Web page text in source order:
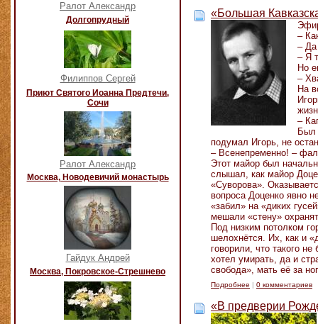
Ралот Александр
Долгопрудный
Филиппов Сергей
Приют Святого Иоанна Предтечи,
Сочи
Ралот Александр
Москва, Новодевичий монастырь
Гайдук Андрей
Москва, Покровское-Стрешнево
«Большая
–
– Да
– Я
Но
–
На
–
Был
подумал Игорь, не
– Всенепременно! –
Этот майор был
слышал, как майор
«Суворова».
вопроса Доценко явно
«забил» на «диких
мешали «стену»
Под низким потолком
шелохнётся. Их, как и
говорили, что такого
хотел умирать, да и
свобода», мать её за
Подробнее | 0 комментариев
«В предверии